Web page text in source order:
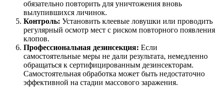
обязательно повторить для уничтожения вновь
вылупившихся личинок.
Контроль: Установить клеевые ловушки или проводить
регулярный осмотр мест с риском повторного появления
клопов.
Профессиональная дезинсекция: Если
самостоятельные меры не дали результата, немедленно
обращаться к сертифицированным дезинсекторам.
Самостоятельная обработка может быть недостаточно
эффективной на стадии массового заражения.